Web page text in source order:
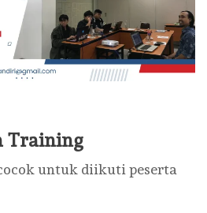
Training
untuk diikuti peserta